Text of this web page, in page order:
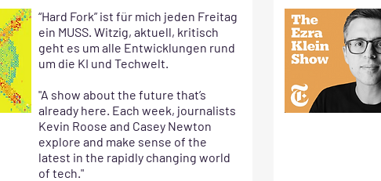
“Hard Fork” ist für mich jeden Freitag
ein MUSS. Witzig, aktuell, kritisch
geht es um alle Entwicklungen rund
um die KI und Techwelt.
"A show about the future that’s
already here. Each week, journalists
Kevin Roose and Casey Newton
explore and make sense of the
latest in the rapidly changing world
of tech."